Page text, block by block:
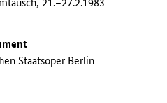
21.–27.2.1983
Staatsoper Berlin